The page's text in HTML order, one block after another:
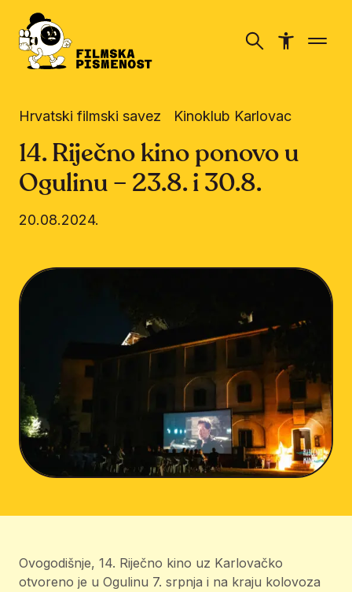
Hrvatski filmski savez Kinoklub Karlovac
14. Riječno kino ponovo u
Ogulinu – 23.8. i 30.8.
20.08.2024.
Ovogodišnje, 14. Riječno kino uz Karlovačko
otvoreno je u Ogulinu 7. srpnja i na kraju kolovoza